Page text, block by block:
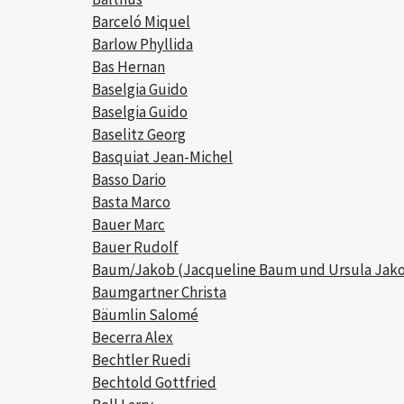
Barceló Miquel
Barlow Phyllida
Bas Hernan
Baselgia Guido
Baselgia Guido
Baselitz Georg
Basquiat Jean-Michel
Basso Dario
Basta Marco
Bauer Marc
Bauer Rudolf
Baum/Jakob (Jacqueline Baum und Ursula
Baumgartner Christa
Bäumlin Salomé
Becerra Alex
Bechtler Ruedi
Bechtold Gottfried